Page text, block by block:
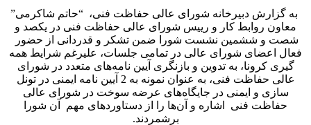
به گزارش دبیرخانه شورای عالی حفاظت فنی، “حاتم شاکرمی”
معاون روابط کار و رییس شورای‌ عالی حفاظت فنی در یکصد و
شصت و ششمین نشست شورا ضمن تشکر و قدردانی از حضور
فعال اعضای شورای عالی در تمامی جلسات، علیرغم شرایط همه
گیری کرونا، به تدوین و بازنگری آیین نامه‌های متعدد در شورای
عالی حفاظت فنی، به عنوان نمونه به 2 آیین نامه ایمنی در تونل
سازی و ایمنی در جایگاه‌های عرضه سوخت در شورای عالی
حفاظت فنی اشاره و آن‌ها را از دستاوردهای مهم آن شورا
برشمردند.